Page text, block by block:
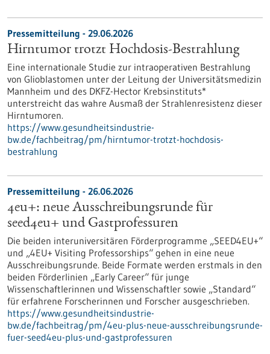
Pressemitteilung - 29.06.2026
Hirntumor trotzt Hochdosis-Bestrahlung
Eine internationale Studie zur intraoperativen Bestrahlung
von Glioblastomen unter der Leitung der Universitätsmedizin
Mannheim und des DKFZ-Hector Krebsinstituts*
unterstreicht das wahre Ausmaß der Strahlenresistenz dieser
Hirntumoren.
https://www.gesundheitsindustrie-
bw.de/fachbeitrag/pm/hirntumor-trotzt-hochdosis-
bestrahlung
Pressemitteilung - 26.06.2026
4eu+: neue Ausschreibungsrunde für
seed4eu+ und Gastprofessuren
Die beiden interuniversitären Förderprogramme „SEED4EU+“
und „4EU+ Visiting Professorships“ gehen in eine neue
Ausschreibungsrunde. Beide Formate werden erstmals in den
beiden Förderlinien „Early Career“ für junge
Wissenschaftlerinnen und Wissenschaftler sowie „Standard“
für erfahrene Forscherinnen und Forscher ausgeschrieben.
https://www.gesundheitsindustrie-
bw.de/fachbeitrag/pm/4eu-plus-neue-ausschreibungsrunde-
fuer-seed4eu-plus-und-gastprofessuren